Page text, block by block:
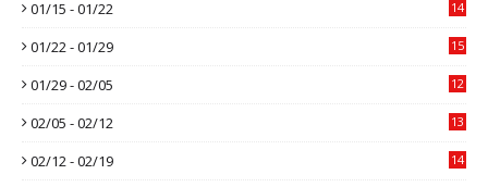
01/15 - 01/22 14
01/22 - 01/29 15
01/29 - 02/05 12
02/05 - 02/12 13
02/12 - 02/19 14